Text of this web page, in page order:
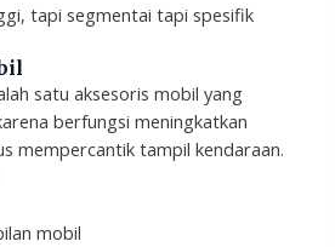
tapi segmentai tapi spesifik
satu aksesoris mobil yang
berfungsi meningkatkan
mempercantik tampil kendaraan.
mobil